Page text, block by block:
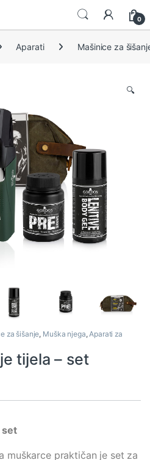
0
Aparati Mašinice za
🔍
za šišanje, Muška njega,Aparati za
tijela – set
set
muškarce praktičan je set za